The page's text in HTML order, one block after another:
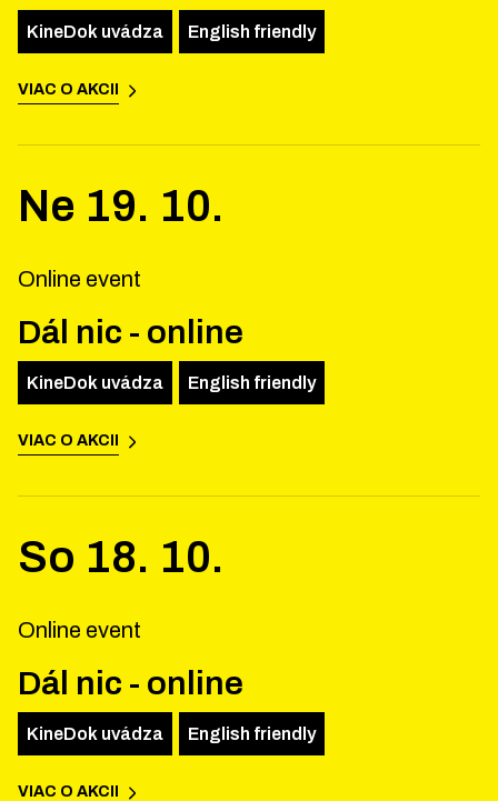
KineDok uvádza English friendly
VIAC O AKCII
Ne 19. 10.
Online event
Dál nic - online
KineDok uvádza English friendly
VIAC O AKCII
So 18. 10.
Online event
Dál nic - online
KineDok uvádza English friendly
VIAC O AKCII